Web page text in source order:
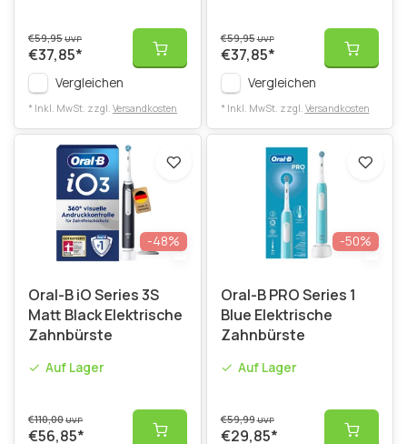
€59,95UVP
€37,85*
Vergleichen
* Inkl. MwSt. zzgl. Versandkosten
€59,95UVP
€37,85*
Vergleichen
* Inkl. MwSt. zzgl. Versandkosten
-48%
Oral-B iO Series 3S
Matt Black Elektrische
Zahnbürste
Auf Lager
€110,00UVP
€56,85*
-50%
Oral-B PRO Series 1
Blue Elektrische
Zahnbürste
Auf Lager
€59,99UVP
€29,85*